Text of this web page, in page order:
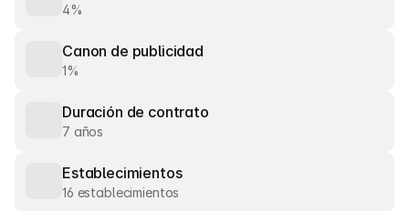
4%
Canon de publicidad
1%
Duración de contrato
7 años
Establecimientos
16 establecimientos